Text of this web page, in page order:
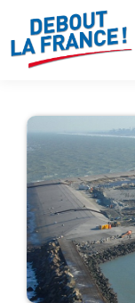
Panneau de gestion